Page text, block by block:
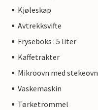
Kjøleskap
Avtrekksvifte
Fryseboks : 5 liter
Kaffetrakter
Mikroovn med stekeovn
Vaskemaskin
Tørketrommel